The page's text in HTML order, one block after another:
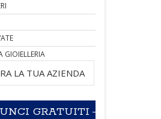
GIOIELLERIA
LA TUA AZIENDA
GRATUITI